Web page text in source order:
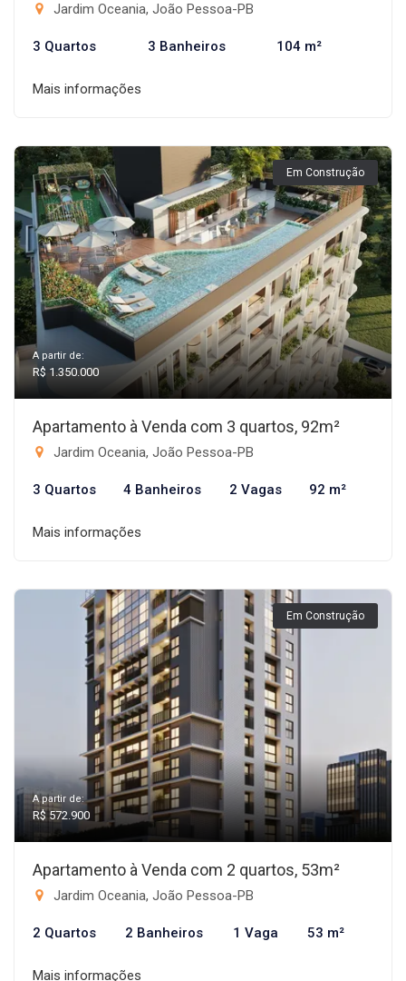
Jardim Oceania, João Pessoa-PB
3 Quartos 3 Banheiros 104 m²
Mais informações
Em Construção
A partir de:
R$ 1.350.000
Apartamento à Venda com 3 quartos, 92m²
Jardim Oceania, João Pessoa-PB
3 Quartos 4 Banheiros 2 Vagas 92 m²
Mais informações
Em Construção
A partir de:
R$ 572.900
Apartamento à Venda com 2 quartos, 53m²
Jardim Oceania, João Pessoa-PB
2 Quartos 2 Banheiros 1 Vaga 53 m²
Mais informações